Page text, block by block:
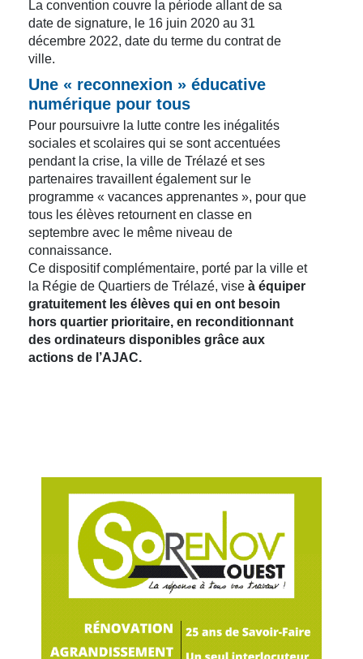
La convention couvre la période allant de sa
date de signature, le 16 juin 2020 au 31
décembre 2022, date du terme du contrat de
ville.
Une « reconnexion » éducative
numérique pour tous
Pour poursuivre la lutte contre les inégalités
sociales et scolaires qui se sont accentuées
pendant la crise, la ville de Trélazé et ses
partenaires travaillent également sur le
programme « vacances apprenantes », pour que
tous les élèves retournent en classe en
septembre avec le même niveau de
connaissance.
Ce dispositif complémentaire, porté par la ville et
la Régie de Quartiers de Trélazé, vise à équiper
gratuitement les élèves qui en ont besoin
hors quartier prioritaire, en reconditionnant
des ordinateurs disponibles grâce aux
actions de l’AJAC.